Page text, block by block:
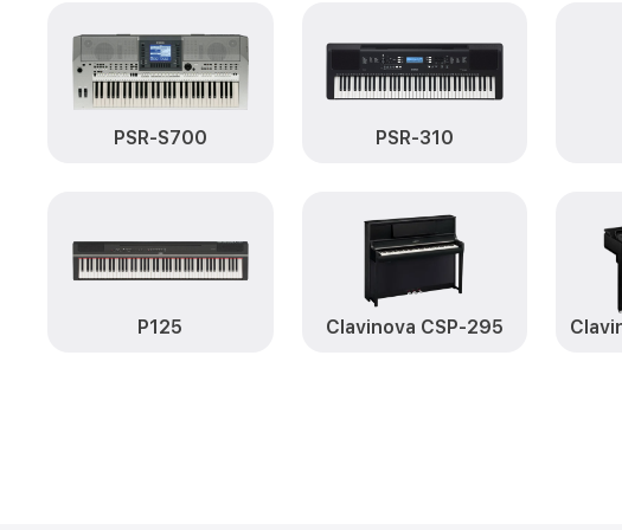
PSR-S700 PSR-310
P125 Clavinova CSP-295